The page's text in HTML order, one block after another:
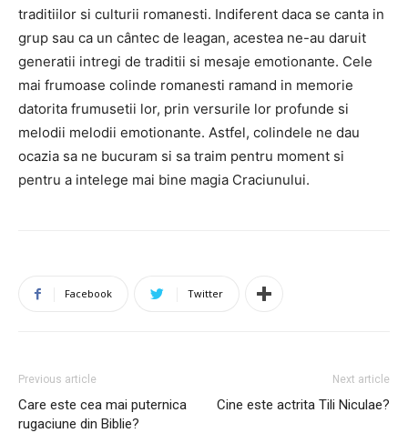
traditiilor si culturii romanesti. Indiferent daca se canta in
grup sau ca un cântec de leagan, acestea ne-au daruit
generatii intregi de traditii si mesaje emotionante. Cele
mai frumoase colinde romanesti ramand in memorie
datorita frumusetii lor, prin versurile lor profunde si
melodii melodii emotionante. Astfel, colindele ne dau
ocazia sa ne bucuram si sa traim pentru moment si
pentru a intelege mai bine magia Craciunului.
Facebook Twitter
Previous article
Care este cea mai puternica
rugaciune din Biblie?
Next article
Cine este actrita Tili Niculae?